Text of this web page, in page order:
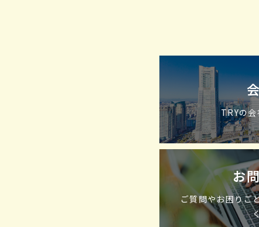
TRYの
お
ご質問やお困りご